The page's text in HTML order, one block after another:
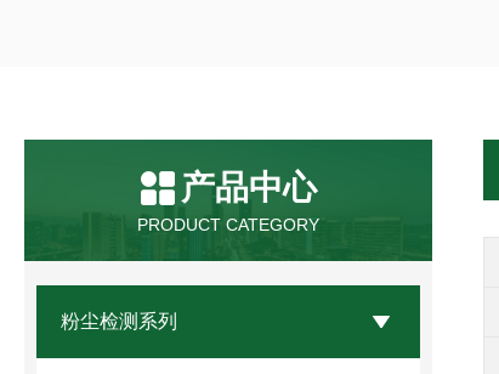
产品中心
PRODUCT CATEGORY
粉尘检测系列